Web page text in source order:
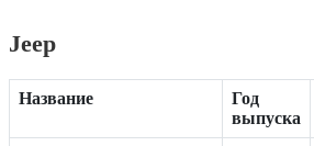
Jeep
Название
Год
выпуска